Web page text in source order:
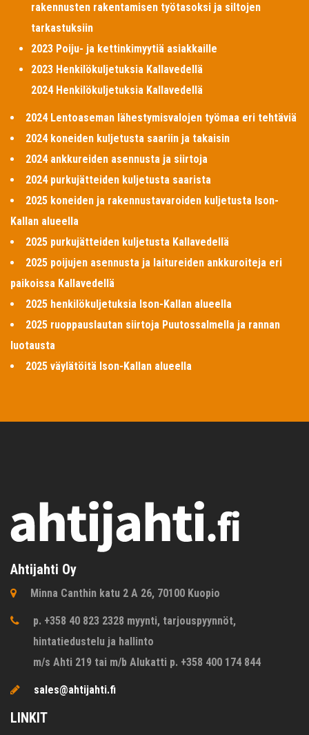
rakennusten rakentamisen työtasoksi ja siltojen
tarkastuksiin
2023 Poiju- ja kettinkimyytiä asiakkaille
2023 Henkilökuljetuksia Kallavedellä
2024 Henkilökuljetuksia Kallavedellä
2024 Lentoaseman lähestymisvalojen työmaa eri tehtäviä
2024 koneiden kuljetusta saariin ja takaisin
2024 ankkureiden asennusta ja siirtoja
2024 purkujätteiden kuljetusta saarista
2025 koneiden ja rakennustavaroiden kuljetusta Ison-
Kallan alueella
2025 purkujätteiden kuljetusta Kallavedellä
2025 poijujen asennusta ja laitureiden ankkuroiteja eri
paikoissa Kallavedellä
2025 henkilökuljetuksia Ison-Kallan alueella
2025 ruoppauslautan siirtoja Puutossalmella ja rannan
luotausta
2025 väylätöitä Ison-Kallan alueella
Ahtijahti Oy
Minna Canthin katu 2 A 26, 70100 Kuopio
p. +358 40 823 2328 myynti, tarjouspyynnöt,
hintatiedustelu ja hallinto
m/s Ahti 219 tai m/b Alukatti p. +358 400 174 844
sales@ahtijahti.fi
LINKIT